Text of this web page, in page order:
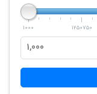
1000 1250750
1,000